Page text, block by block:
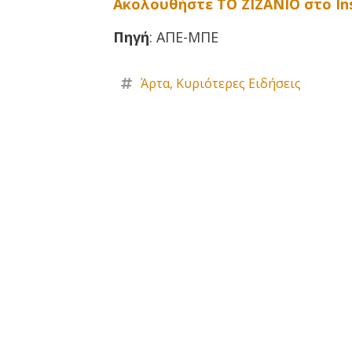
Ακολουθήστε ΤΟ ΖΙΖΑΝΙΟ στο
Πηγή: ΑΠΕ-ΜΠΕ
Άρτα, Κυριότερες Ειδήσεις